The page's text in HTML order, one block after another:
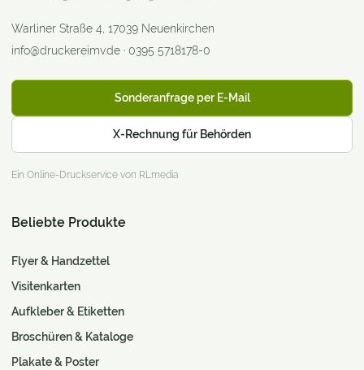
Warliner Straße 4 17039 Neuenkirchen
info@druckereimv.de · 0395 5718178-0
Sonderanfrage per E-Mail
X-Rechnung für Behörden
Ein Online-Druckservice von RLmedia
Beliebte Produkte
Flyer & Handzettel
Visitenkarten
Aufkleber & Etiketten
Broschüren & Kataloge
Plakate & Poster